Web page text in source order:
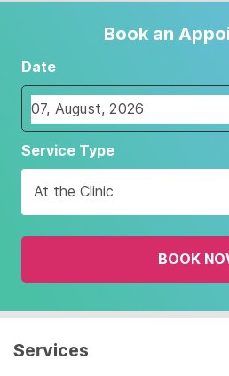
Book an
Date
Navigate
forward
interact
with
the
and
date.
Service Type
At the Clinic
BOOK
Services